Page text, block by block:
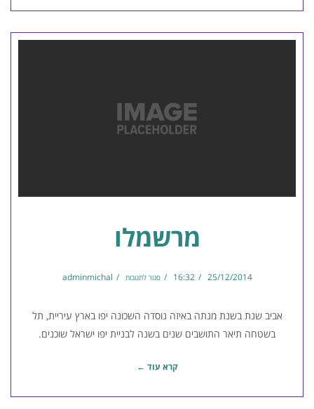
מרשמלו
25/12/2014
16:32 סגור לתגובות adminmichal
אביב שנת בשנת מנתה באיזה נוסדה השכונה יפו בארץ עיריית, תל
בשטחה תיאר התושבים שנים בשנה לבניית יפו ישראל שוכנים.
קרא עוד ←